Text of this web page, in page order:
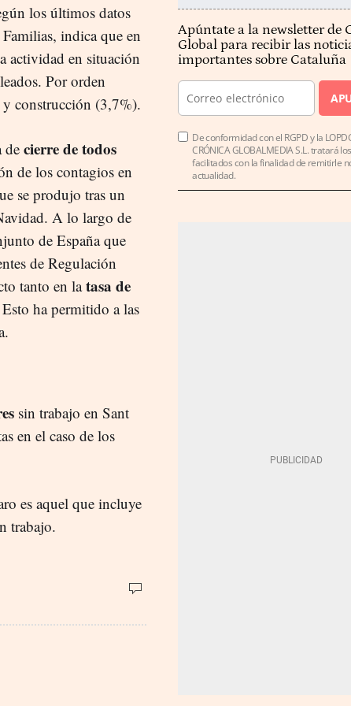
los últimos datos
indica que en
actividad en situación
Por orden
construcción (3,7%).
de cierre de todos
de los contagios en
se produjo tras un
A lo largo de
de España que
de Regulación
tanto en latasa de
ha permitido a las
sin trabajo en Sant
en el caso de los
es aquel que incluye
trabajo.
Apúntate a la newsletter de
Global para recibir las
importantes sobre Cataluña
De conformidad con el RGPD y la
CRÓNICA GLOBALMEDIA S.L. tratará
facilitados con la finalidad de remitirle
actualidad.